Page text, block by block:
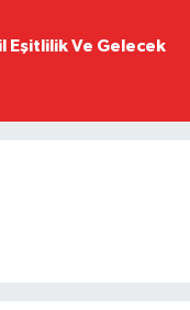
Eşitlilik Ve Gelecek